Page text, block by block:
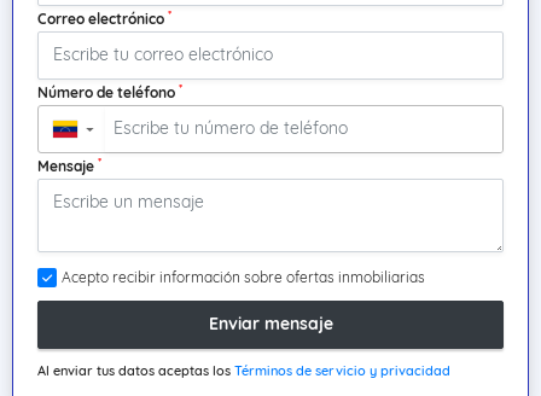
Correo electrónico *
Número de teléfono *
▼
Mensaje *
Acepto recibir información sobre ofertas inmobiliarias
Enviar mensaje
Al enviar tus datos aceptas los Términos de servicio y privacidad